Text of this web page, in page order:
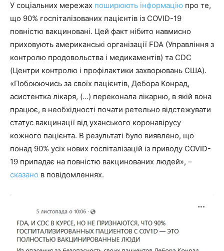
У соціальних мережах поширюють інформацію про те,
що 90% госпіталізованих пацієнтів із COVID-19
повністю вакциновані. Цей факт нібито навмисно
приховують американські організації FDA (Управління з
контролю продовольства і медикаментів) та CDC
(Центри контролю і профілактики захворювань США).
«Побоюючись за своїх пацієнтів, Дебора Конрад,
асистентка лікаря, (…) переконала лікарню, в якій вона
працює, в необхідності почати ретельно відстежувати
статус вакцинації від уханського коронавірусу
кожного пацієнта. В результаті було виявлено, що
понад 90% усіх нових госпіталізацій із приводу COVID-
19 припадає на повністю вакцинованих людей», –
сказано в повідомленнях.